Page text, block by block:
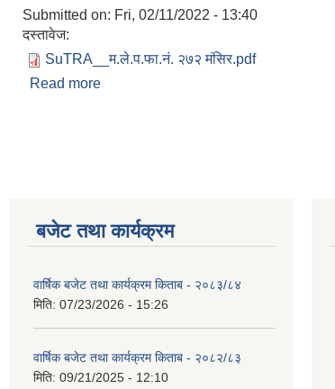
Submitted on: Fri, 02/11/2022 - 13:40
दस्तावेज:
SuTRA__म.ले.प.फा.नं. २७२ मंसिर.pdf
Read more
बजेट तथा कार्यक्रम
वार्षिक बजेट तथा कार्यक्रम किताब - २०८३/८४
मिति: 07/23/2026 - 15:26
वार्षिक बजेट तथा कार्यक्रम किताब - २०८२/८३
मिति: 09/21/2025 - 12:10